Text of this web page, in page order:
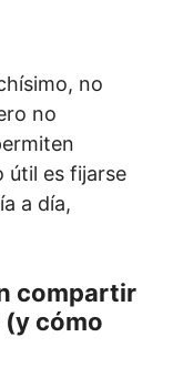
no
no
útil es fijarse
a día,
compartir
(y cómo